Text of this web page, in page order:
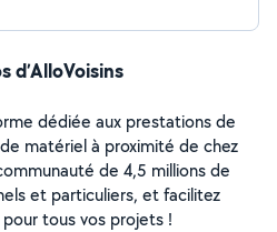
d’AlloVoisins
dédiée aux prestations de
matériel à proximité de chez
de 4,5 millions de
et particuliers, et facilitez
tous vos projets !